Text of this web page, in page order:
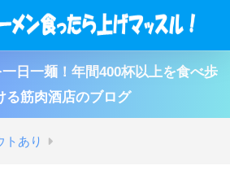
日一麺！年間400杯以上を食べ歩
る筋肉酒店のブログ
トあり